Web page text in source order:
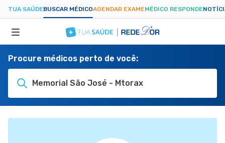
TUA SAÚDEBUSCAR MÉDICOAGENDAR EXAMEMÉDICO RESPONDE
ESPECIALIDADES
Procure médicos perto de você:
Memorial São José - Mtorax